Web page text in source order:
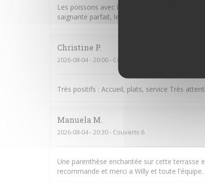
Les poissons avec leurs accompagnements
saignante parfait, les desserts très bien
Christine P
2026-08-04- 20:00 - Couverts 5
Très positifs : Accueil, plats, service Très
Manuela M
2026-08-04- 20:30 - Couverts 6
Une parenthèse enchantée sur cette terrasse
recommande et merci a Willy et toute l'équipe.